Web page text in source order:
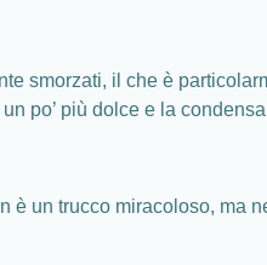
smorzati, il che è
po’ più dolce e la
è un trucco miracoloso, ma